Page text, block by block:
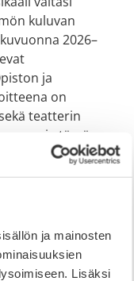
ja mainosten
Lisäksi
kuluvan
2026–
ja
on
teatterin
ja tämän
Opiston